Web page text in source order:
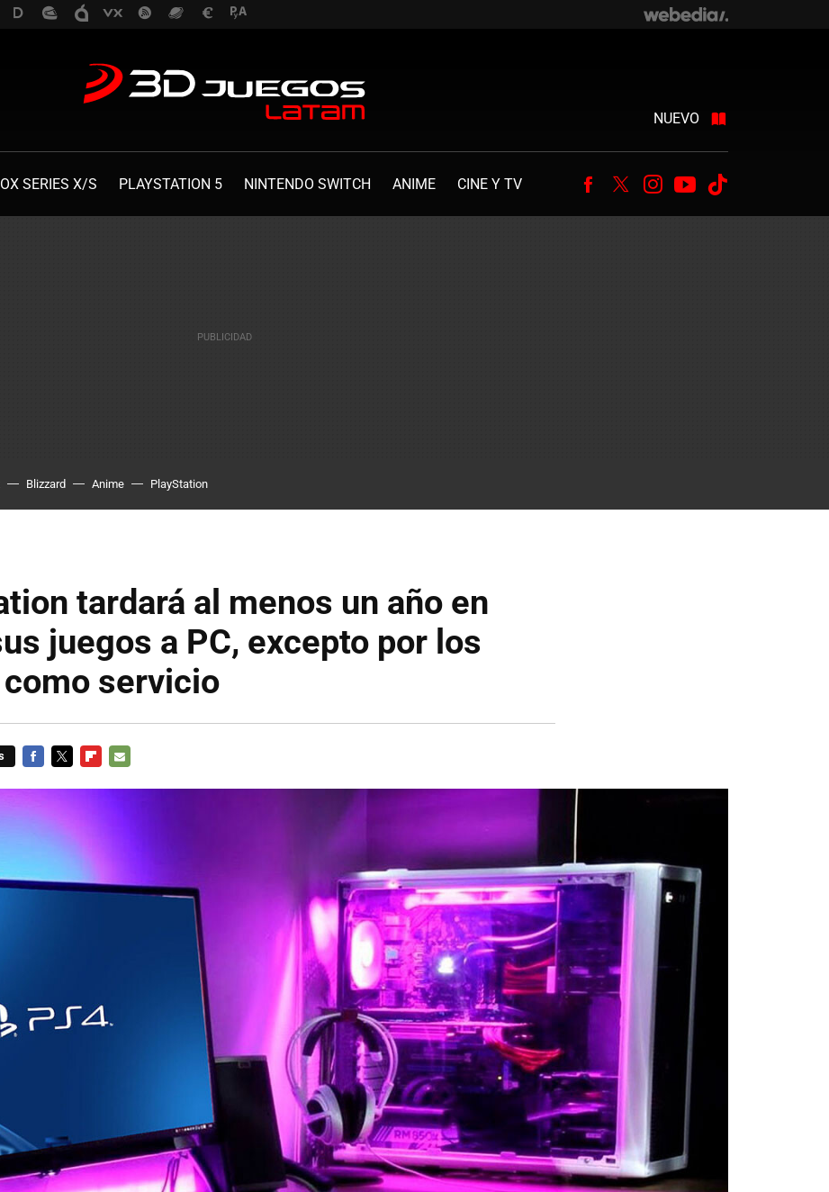
NUEVO
SERIES X/S PLAYSTATION 5 NINTENDO SWITCH ANIME CINE Y TV Facebook
TwitterInstagram
Youtube
Blizzard Anime PlayStation
tardará al menos un año en
juegos a PC, excepto por los
servicio